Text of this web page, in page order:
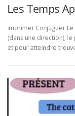
Les Temps
imprimer Conjuguer Le
(dans une direction),
et pour atteindre